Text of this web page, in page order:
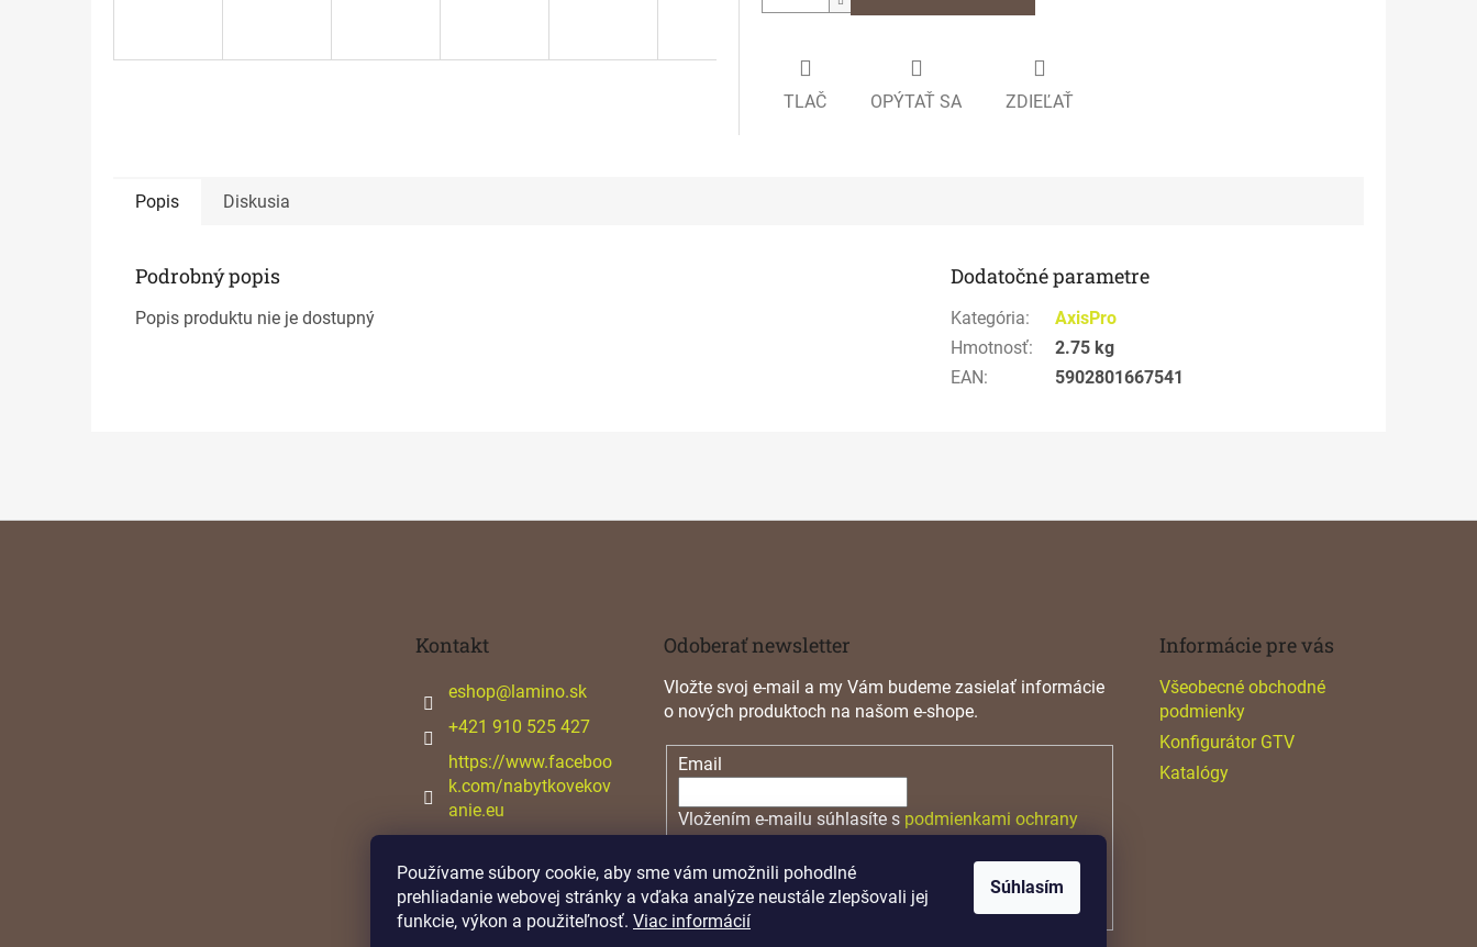
Používame súbory cookie, aby sme vám umožnili pohodlné
prehliadanie webovej stránky a vďaka analýze neustále zlepšovali jej
funkcie, výkon a použiteľnosť. Viac informácií
Súhlasím
TLAČ OPÝTAŤ SA ZDIEĽAŤ
Popis Diskusia
Podrobný popis
Popis produktu nie je dostupný
Dodatočné parametre
Kategória:
AxisPro
Hmotnosť:
2.75 kg
EAN: 5902801667541
Kontakt
eshop@ lamino.sk
+421 910 525 427
https://www.faceboo
k.com/nabytkovekov
anie.eu
Odoberať newsletter
Vložte svoj e-mail a my Vám budeme zasielať informácie
o nových produktoch na našom e-shope.
Email
Vložením e-mailu súhlasíte s podmienkami ochrany
PRIHLÁSIŤ SA
Informácie pre vás
Všeobecné obchodné
podmienky
Konfigurátor GTV
Katalógy